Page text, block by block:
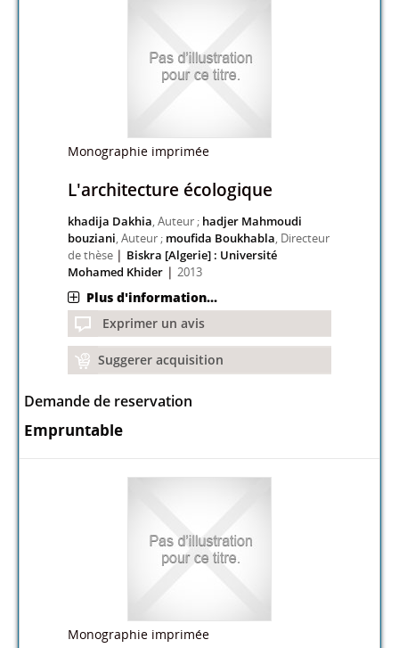
Monographie imprimée
L'architecture écologique
khadija Dakhia, Auteur ; hadjer Mahmoudi
bouziani, Auteur ; moufida Boukhabla, Directeur
de thèse | Biskra [Algerie] : Université
Mohamed Khider |2013
Plus d'information...
Exprimer un avis
Suggerer acquisition
Demande de reservation
Empruntable
Monographie imprimée